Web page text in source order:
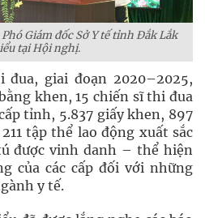
Giám đốc Sở Y tế tỉnh Đắk Lắk
tại Hội nghị.
giai đoạn 2020–2025,
khen, 15 chiến sĩ thi đua
tỉnh, 5.837 giấy khen, 897
tập thể lao động xuất sắc
được vinh danh – thể hiện
của các cấp đối với những
y tế.